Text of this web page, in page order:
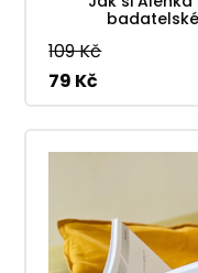
109 Kč
79 Kč